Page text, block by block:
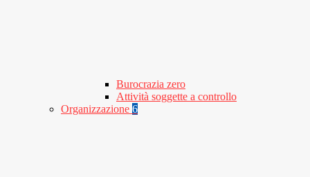
Burocrazia zero
Attività soggette a controllo
Organizzazione 6